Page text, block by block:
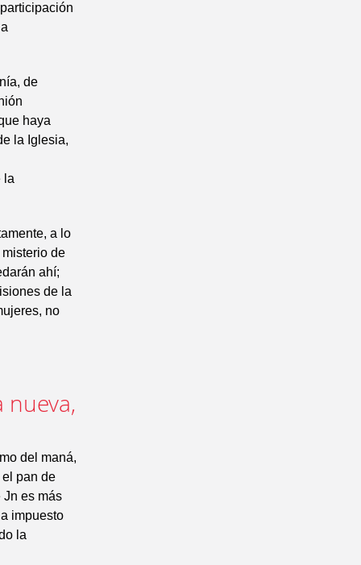
de
haya
la Iglesia,
la
a lo
de
ahí;
de la
no
nueva,
del maná,
pan de
Jn es más
impuesto
la